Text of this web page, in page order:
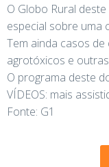
O Globo Rural
especial sobre uma
Tem ainda casos
agrotóxicos e
O programa deste
VÍDEOS: mais
Fonte: G1